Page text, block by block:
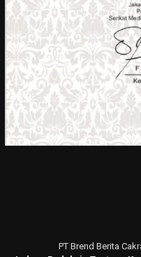
PT Brend Berita